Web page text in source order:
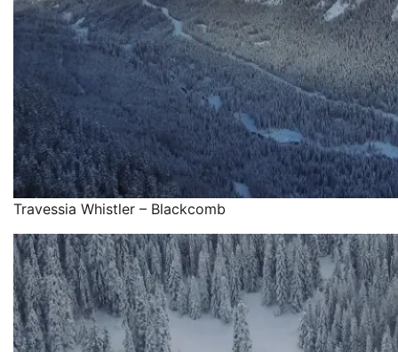
Travessia Whistler – Blackcomb